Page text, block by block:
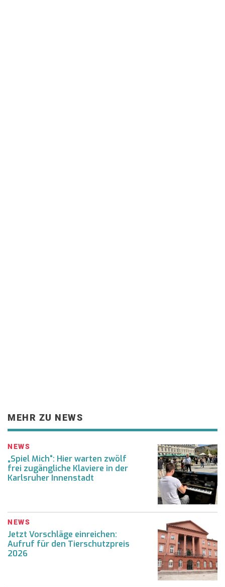
MEHR ZU NEWS
NEWS
„Spiel Mich“: Hier warten zwölf
frei zugängliche Klaviere in der
Karlsruher Innenstadt
NEWS
Jetzt Vorschläge einreichen:
Aufruf für den Tierschutzpreis
2026